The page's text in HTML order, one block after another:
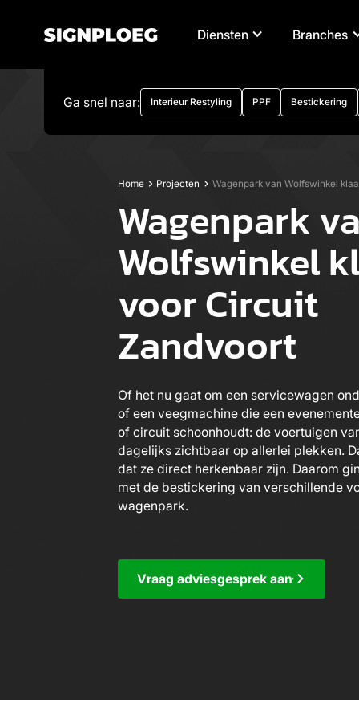
Diensten Branches
Ga snel naar: Interieur Restyling PPF Bestickering
Home Projecten Wagenpark van Wolfswinkel
Wagenpark
Wolfswinkel
voor Circuit
Zandvoort
Of het nu gaat om een servicewagen
of een veegmachine die een
of circuit schoonhoudt: de voertuigen
dagelijks zichtbaar op allerlei plekken.
dat ze direct herkenbaar zijn. Daarom
met de bestickering van verschillende
wagenpark.
Vraag adviesgesprek aan